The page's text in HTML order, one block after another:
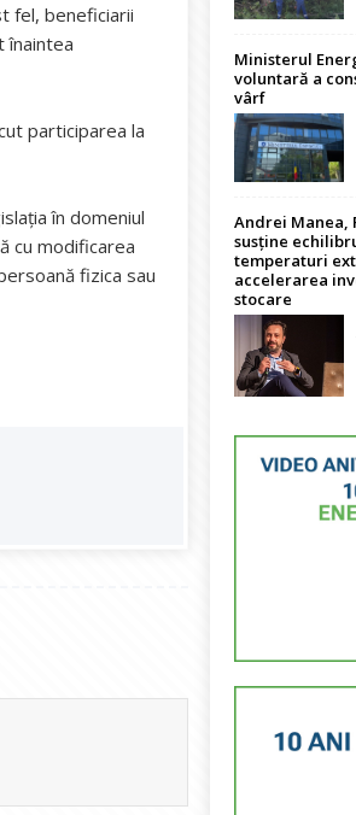
fel, beneficiarii
înaintea
participarea la
în domeniul
cu modificarea
fizica sau
Ministerul
voluntară a
vârf
Andrei Manea,
susține
temperaturi
accelerarea
stocare